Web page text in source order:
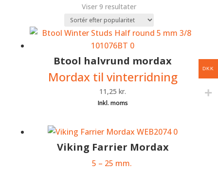
Viser 9 resultaterSorteret
efter
popularitet
Btool halvrund mordax
Mordax til vinterridning
11,25kr.
Viking Farrier Mordax
5 – 25 mm.
DKK